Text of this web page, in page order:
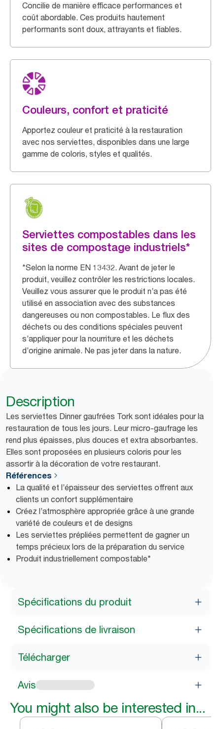
Concilie de manière efficace performances et
coût abordable. Ces produits hautement
performants sont doux, attrayants et fiables.
Couleurs, confort et praticité
Apportez couleur et praticité à la restauration
avec nos serviettes, disponibles dans une large
gamme de coloris, styles et qualités.
Serviettes compostables dans les
sites de compostage industriels*
*Selon la norme EN 13432. Avant de jeter le
produit, veuillez contrôler les restrictions locales.
Veuillez vous assurer que le produit n’a pas été
utilisé en association avec des substances
dangereuses ou non compostables. Le flux des
déchets ou des conditions spéciales peuvent
s’appliquer pour la nourriture et les déchets
d’origine animale. Ne pas jeter dans la nature.
Description
Les serviettes Dinner gaufrées Tork sont idéales pour la
restauration de tous les jours. Leur micro-gaufrage les
rend plus épaisses, plus douces et extra absorbantes.
Elles sont proposées en plusieurs coloris pour les
assortir à la décoration de votre restaurant.
Références
La qualité et l’épaisseur des serviettes offrent aux
clients un confort supplémentaire
Créez l’atmosphère appropriée grâce à une grande
variété de couleurs et de designs
Les serviettes prépliées permettent de gagner un
temps précieux lors de la préparation du service
Produit industriellement compostable*
Spécifications du produit
Spécifications de livraison
Télécharger
Avis
You might also be interested in...